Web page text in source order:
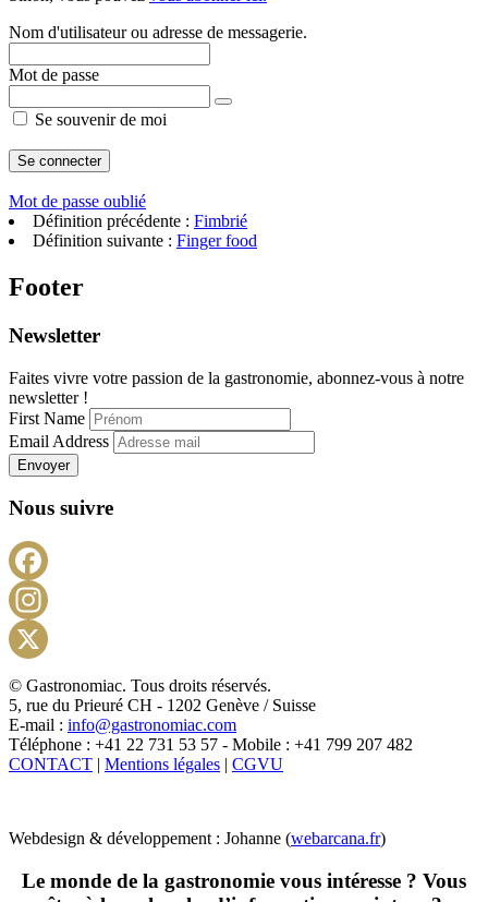
Nom d'utilisateur ou adresse de messagerie.
Mot de passe
Se souvenir de moi
Mot de passe oublié
Définition précédente : Fimbrié
Définition suivante : Finger food
Footer
Newsletter
Faites vivre votre passion de la gastronomie, abonnez-vous à notre
newsletter !
First Name
Email Address
Envoyer
Nous suivre
X
© Gastronomiac. Tous droits réservés.
5, rue du Prieuré CH - 1202 Genève / Suisse
E-mail : info@gastronomiac.com
Téléphone : +41 22 731 53 57 - Mobile : +41 799 207 482
CONTACT | Mentions légales | CGVU
Webdesign & développement : Johanne (webarcana.fr)
Le monde de la gastronomie vous intéresse ? Vous